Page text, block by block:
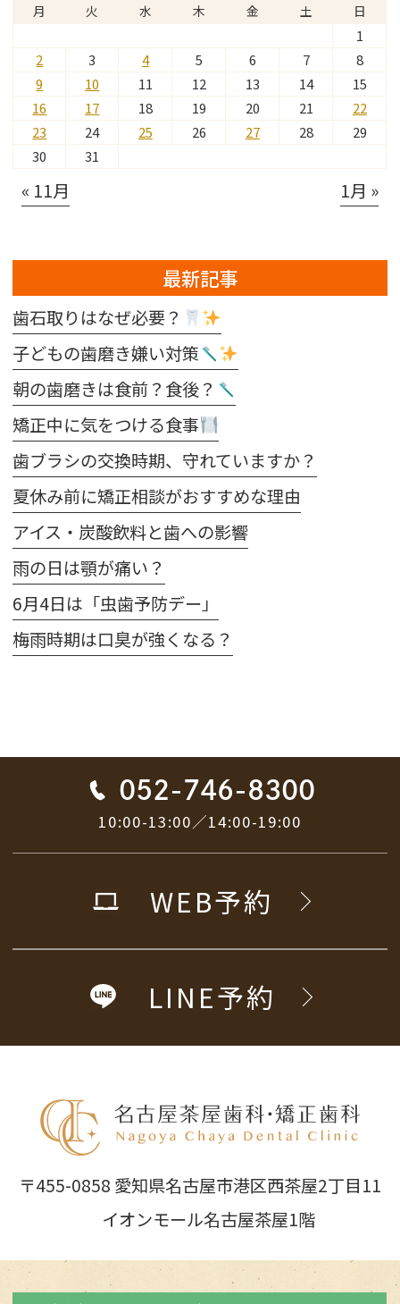
月 火 水 木 金 土 日
1
2
3 4 5 6 7
8
9
10 11 12 13 14
15
16
17 18 19 20 21
22
23
24 25 26 27 28
29
30
31
« 11月 1月 »
最新記事
歯石取りはなぜ必要？
子どもの歯磨き嫌い対策
朝の歯磨きは食前？食後？
矯正中に気をつける食事
歯ブラシの交換時期、守れていますか？
夏休み前に矯正相談がおすすめな理由
アイス・炭酸飲料と歯への影響
雨の日は顎が痛い？
6月4日は「虫歯予防デー」
梅雨時期は口臭が強くなる？
052-746-8300
10:00-13:00／14:00-19:00
WEB予約
LINE予約
〒455-0858 愛知県名古屋市港区西茶屋2丁目11
イオンモール名古屋茶屋1階